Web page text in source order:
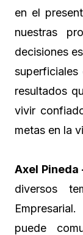
en el
nuestras
decisiones
resultados
vivir
metas en la
Axel Pineda
diversos
puede